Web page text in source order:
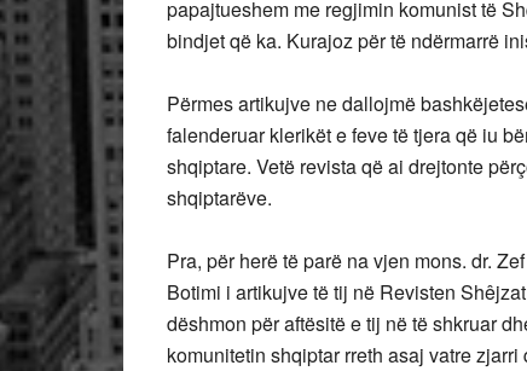
papajtueshem me regjimin komunist të
bindjet që ka. Kurajoz për të ndërmarrë
Përmes artikujve ne dallojmë
falenderuar klerikët e feve të tjera që iu
shqiptare. Vetë revista që ai drejtonte
shqiptarëve.
Pra, për herë të parë na vjen mons. dr.
Botimi i artikujve të tij në Revisten
dëshmon për aftësitë e tij në të shkruar
komunitetin shqiptar rreth asaj vatre